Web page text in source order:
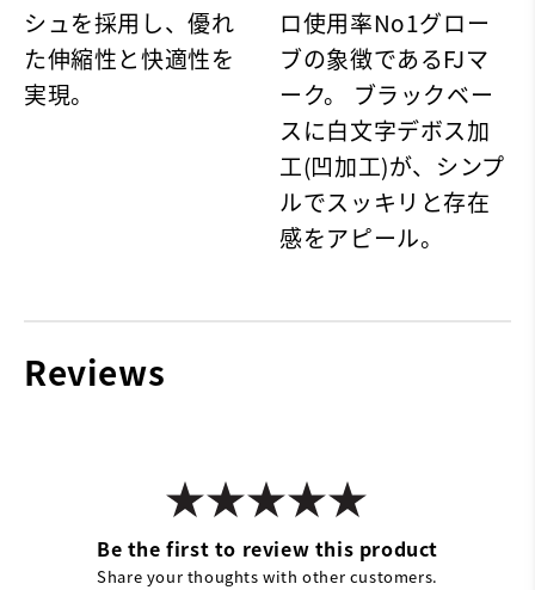
シュを採用し、優れ
た伸縮性と快適性を
実現。
ロ使用率No1グロー
ブの象徴であるFJマ
ーク。 ブラックベー
スに白文字デボス加
工(凹加工)が、シンプ
ルでスッキリと存在
感をアピール。
Reviews
Be the first to review this product
Share your thoughts with other customers.